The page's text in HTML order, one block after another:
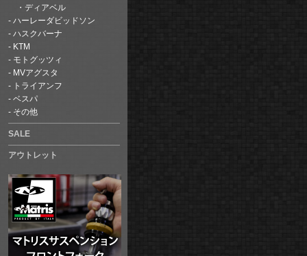
ディアベル
ハーレーダビッドソン
ハスクバーナ
KTM
モトグッツィ
MVアグスタ
トライアンフ
ベスパ
その他
SALE
アウトレット